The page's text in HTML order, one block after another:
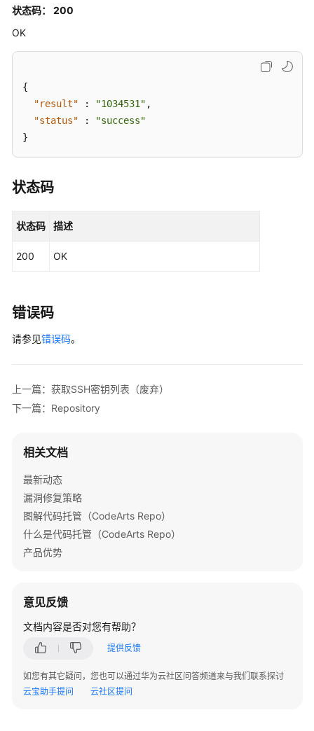
加
获
SSH
表
公
弃）
Commit
Webhook
RepoMember
User
v2
库
管
状态码： 200
OK
{
"result"
: "1034531" ,
"status"
:
"success"
}
状态码
状态码 描述
200 OK
错误码
请参见错误码。
上一篇：获取SSH密钥列表（废弃）
下一篇：Repository
相关文档
最新动态
漏洞修复策略
图解代码托管（CodeArts Repo）
什么是代码托管（CodeArts Repo）
产品优势
意见反馈
文档内容是否对您有帮助？
提供反馈
如您有其它疑问，您也可以通过华为云社区问答频道来与我们联系探讨
云宝助手提问
云社区提问